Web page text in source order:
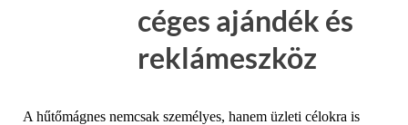
céges ajándék és
reklámeszköz
A hűtőmágnes nemcsak személyes, hanem üzleti célokra is